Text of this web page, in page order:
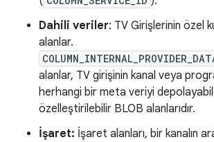
Dahili veriler: TV Girişlerinin özel
alanlar.
alanlar, TV girişinin kanal veya
herhangi bir meta veriyi
özelleştirilebilir BLOB alanlarıdır.
İşaret: İşaret alanları, bir kanalın